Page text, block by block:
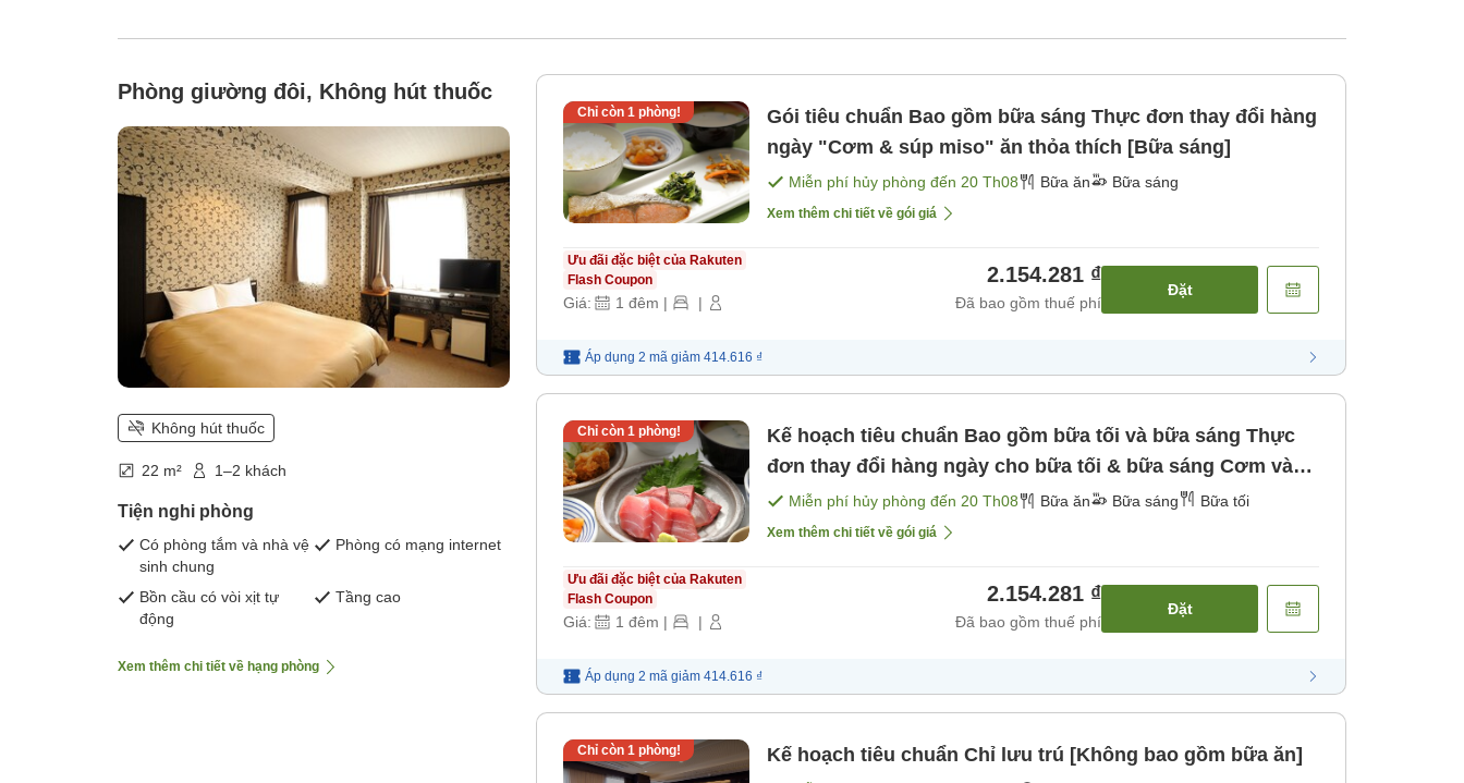
Phòng giường đôi, Không hút thuốc
Không hút thuốc
22 m² 1–2 khách
Tiện nghi phòng
Có phòng tắm và nhà vệ
sinh chung
Phòng có mạng internet
Bồn cầu có vòi xịt tự
động
Tầng cao
Xem thêm chi tiết về hạng phòng
Chỉ còn 1phòng!
Gói tiêu chuẩn Bao gồm bữa sáng Thực đơn thay đổi hàng
ngày "Cơm & súp miso" ăn thỏa thích [Bữa sáng]
Miễn phí hủy phòng đến 20 Th08 Bữa ăn Bữa sáng
Xem thêm chi tiết về gói giá
Ưu đãi đặc biệt của Rakuten
Flash Coupon
Giá: 1 đêm | |
2.154.281 ₫
Đã bao gồm thuế phí
Đặt
Áp dụng 2 mã giảm 414.616 ₫
Chỉ còn 1phòng!
Kế hoạch tiêu chuẩn Bao gồm bữa tối và bữa sáng Thực
đơn thay đổi hàng ngày cho bữa tối & bữa sáng Cơm và
súp miso dùng không giới hạn [Bữa sáng] [Bữa tối]
Miễn phí hủy phòng đến 20 Th08 Bữa ăn Bữa sáng Bữa tối
Xem thêm chi tiết về gói giá
Ưu đãi đặc biệt của Rakuten
Flash Coupon
Giá: 1 đêm | |
2.154.281 ₫
Đã bao gồm thuế phí
Đặt
Áp dụng 2 mã giảm 414.616 ₫
Chỉ còn 1phòng! Kế hoạch tiêu chuẩn Chỉ lưu trú [Không bao gồm bữa ăn]